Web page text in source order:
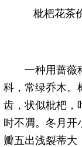
枇杷花茶
一种用蔷薇
科，常绿乔木。
齿，状似枇杷，
时不凋。冬月开
瓣五出浅裂蒂大